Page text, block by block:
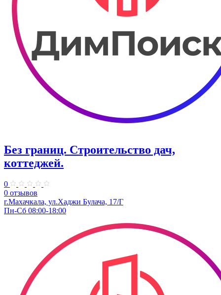
Без границ. Строительство дач,
коттеджей.
0
0 отзывов
г.Махачкала, ул.Хаджи Булача, 17/Г
Пн-Сб 08:00-18:00